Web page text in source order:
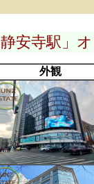
安寺駅」
外観